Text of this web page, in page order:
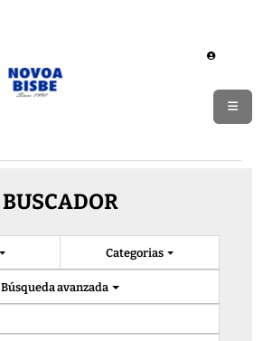
BUSCADOR
Categorias
Búsqueda avanzada